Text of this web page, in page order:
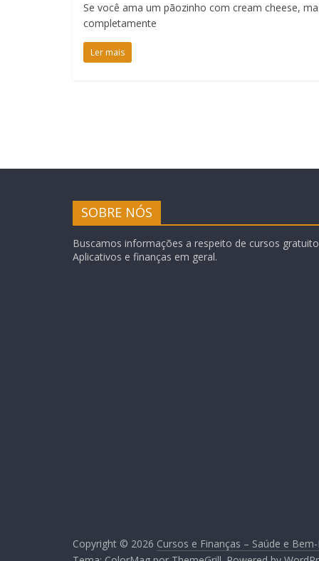
Se você ama um pãozinho com cream cheese,
completamente
Ler mais
SOBRE NÓS
Buscamos informações a respeito de cursos
Aplicativos e finanças em geral.
Copyright © 2026 Cursos e Finanças – Saúde e